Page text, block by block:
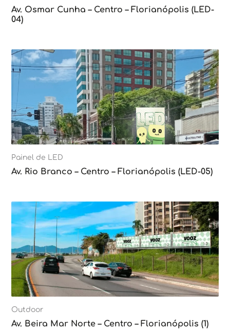
Av. Osmar Cunha – Centro – Florianópolis (LED-
04)
Painel de LED
Av. Rio Branco – Centro – Florianópolis (LED-05)
Outdoor
Av. Beira Mar Norte – Centro – Florianópolis (1)